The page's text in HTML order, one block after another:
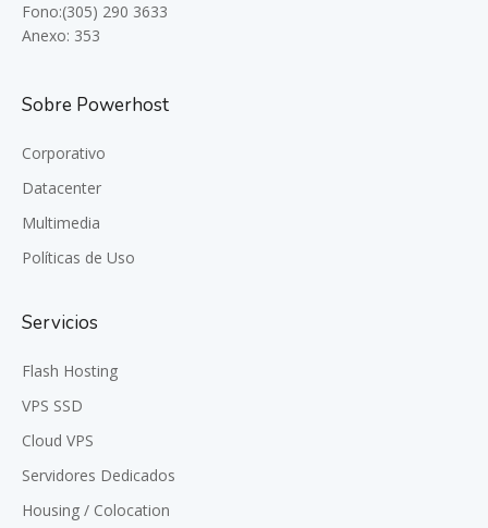
Fono:(305) 290 3633
Anexo: 353
Sobre Powerhost
Corporativo
Datacenter
Multimedia
Políticas de Uso
Servicios
Flash Hosting
VPS SSD
Cloud VPS
Servidores Dedicados
Housing / Colocation